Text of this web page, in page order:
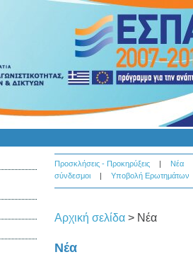
Προσκλήσεις - Προκηρύξεις | Νέα
σύνδεσμοι
| Υποβολή Ερωτημάτων
Αρχική σελίδα > Νέα
Νέα